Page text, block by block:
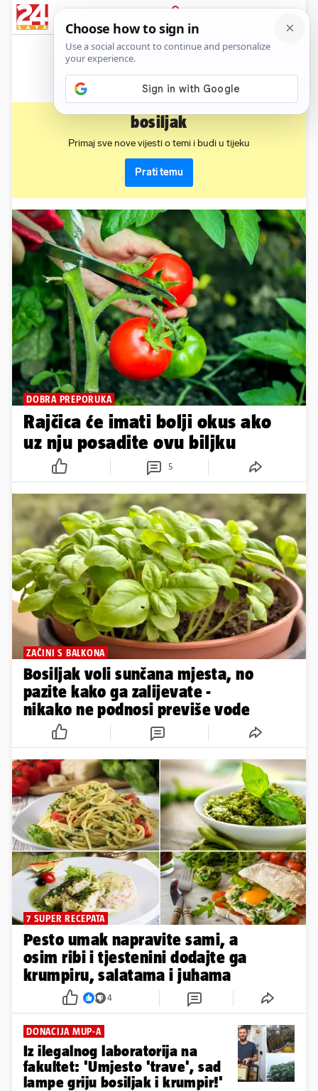
PRIJAVA
News
bosiljak
Primaj sve nove vijesti o temi i budi u tijeku
Prati temu
DOBRA PREPORUKA
Rajčica će imati bolji okus ako
uz nju posadite ovu biljku
5
ZAČINI S BALKONA
Bosiljak voli sunčana mjesta, no
pazite kako ga zalijevate -
nikako ne podnosi previše vode
7 SUPER RECEPATA
Pesto umak napravite sami, a
osim ribi i tjestenini dodajte ga
krumpiru, salatama i juhama
4
DONACIJA MUP-A
Iz ilegalnog laboratorija na
fakultet: 'Umjesto 'trave', sad
lampe griju bosiljak i krumpir!'